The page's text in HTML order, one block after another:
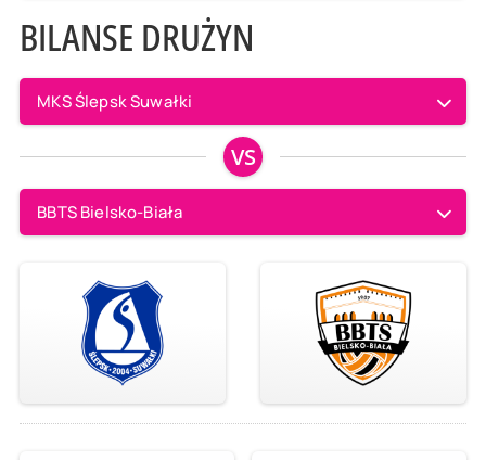
BILANSE DRUŻYN
MKS Ślepsk Suwałki
VS
BBTS Bielsko-Biała